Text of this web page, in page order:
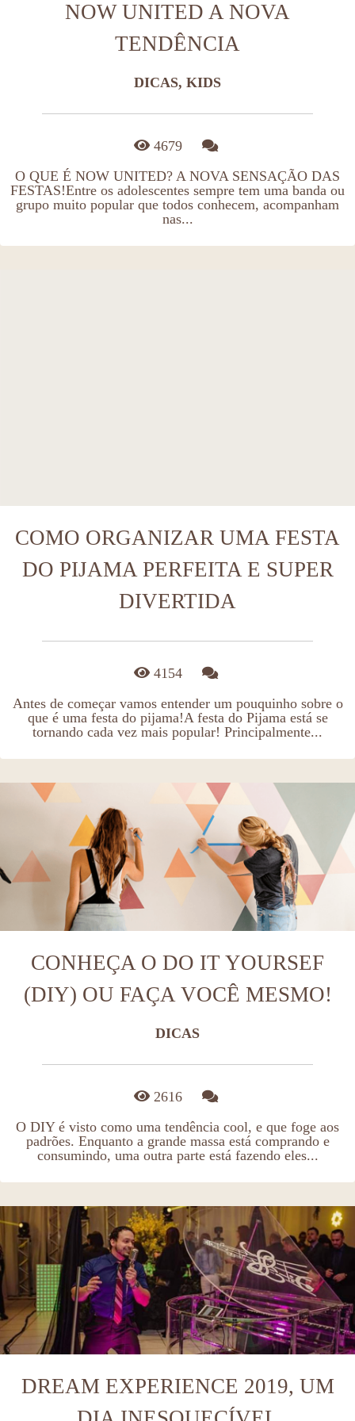
NOW UNITED A NOVA
TENDÊNCIA
DICAS, KIDS
4679
O QUE É NOW UNITED? A NOVA SENSAÇÃO DAS
FESTAS!Entre os adolescentes sempre tem uma banda ou
grupo muito popular que todos conhecem, acompanham
nas...
COMO ORGANIZAR UMA FESTA
DO PIJAMA PERFEITA E SUPER
DIVERTIDA
4154
Antes de começar vamos entender um pouquinho sobre o
que é uma festa do pijama!A festa do Pijama está se
tornando cada vez mais popular! Principalmente...
CONHEÇA O DO IT YOURSEF
(DIY) OU FAÇA VOCÊ MESMO!
DICAS
2616
O DIY é visto como uma tendência cool, e que foge aos
padrões. Enquanto a grande massa está comprando e
consumindo, uma outra parte está fazendo eles...
DREAM EXPERIENCE 2019, UM